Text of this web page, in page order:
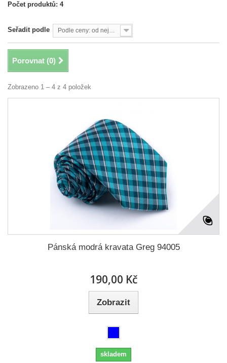
Počet produktů: 4
Seřadit podle Podle ceny: od nejvyšší
Porovnat (0)
Zobrazeno 1 – 4 z 4 položek
Pánská modrá kravata Greg 94005
190,00 Kč
Zobrazit
skladem